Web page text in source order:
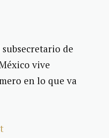
de
vive
en lo que va